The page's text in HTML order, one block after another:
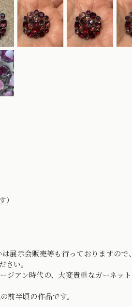
）
展示会販売等も行っておりますの
さい。
ジアン時代の、大変貴重なガーネッ
前半頃の作品です。